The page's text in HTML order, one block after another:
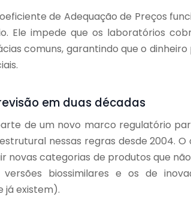
de Adequação de Preços
Ele impede que os laboratórios
comuns, garantindo que o
em duas décadas
de um novo marco regulatório
nessas regras desde 2004.
novas categorias de produtos que
biossimilares e os de
já existem).